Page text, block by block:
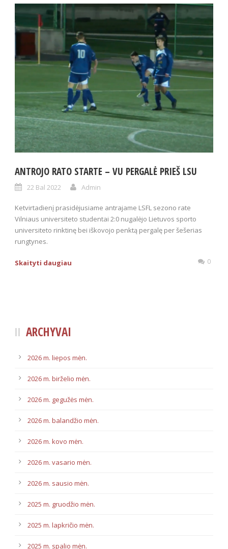
ANTROJO RATO STARTE – VU PERGALĖ PRIEŠ LSU
22 Bal 2022 Admin
Ketvirtadienį prasidėjusiame antrajame LSFL sezono rate
Vilniaus universiteto studentai 2:0 nugalėjo Lietuvos sporto
universiteto rinktinę bei iškovojo penktą pergalę per šešerias
rungtynes.
Skaityti daugiau 0
ARCHYVAI
2026 m. liepos mėn.
2026 m. birželio mėn.
2026 m. gegužės mėn.
2026 m. balandžio mėn.
2026 m. kovo mėn.
2026 m. vasario mėn.
2026 m. sausio mėn.
2025 m. gruodžio mėn.
2025 m. lapkričio mėn.
2025 m. spalio mėn.